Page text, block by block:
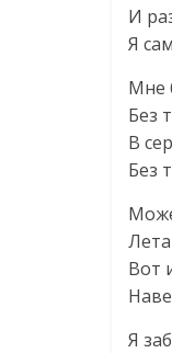
И
Я
Мне
Без
В
Без
Вот
Я